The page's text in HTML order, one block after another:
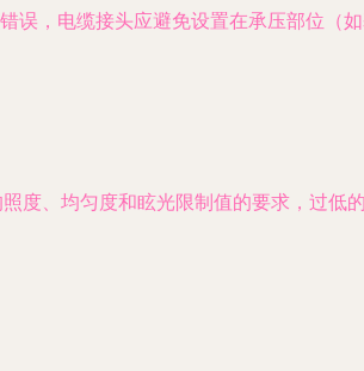
误，电缆接头应避免设置在承压部位（
度、均匀度和眩光限制值的要求，过低